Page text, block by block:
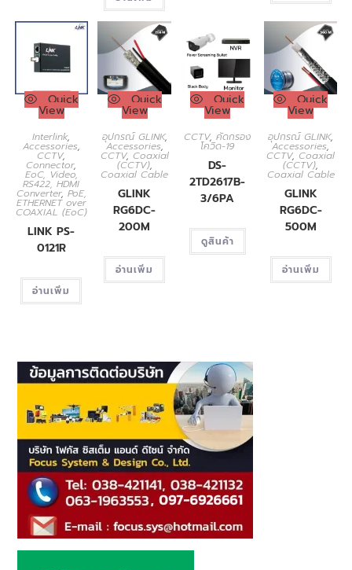
Quick
View
Interlink,
Accessories,
CCTV,
Connector,
EoC, Video,
RS422, HDMI
Converter, PoE,
ETHERNET over
COAXIAL (EoC)
LINK PS-
0121R
อ่านเพิ่ม
Quick
View
อุปกรณ์ GLINK,
Accessories,
CCTV, Coaxial
(CCTV),
Coaxial Cable
GLINK
RG6DC-
200M
อ่านเพิ่ม
Quick
View
CCTV,คัดกรอง
โควิด-19
DS-
2TD2617B-
3/6PA
ดูสินค้า
Quick
View
อุปกรณ์ GLINK,
Accessories,
CCTV, Coaxial
(CCTV),
Coaxial Cable
GLINK
RG6DC-
500M
อ่านเพิ่ม